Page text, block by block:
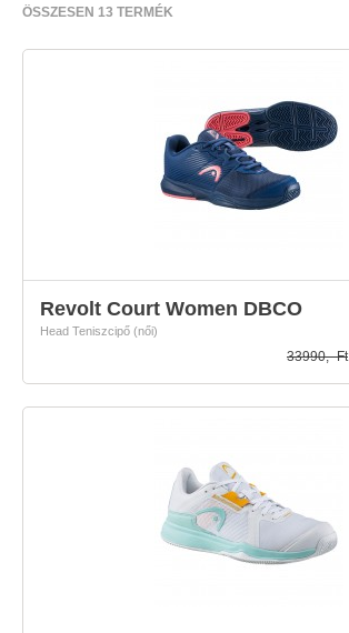
ÖSSZESEN 13 TERMÉK
Revolt Court Women DBCO
Head Teniszcipő (női)
33990,- Ft